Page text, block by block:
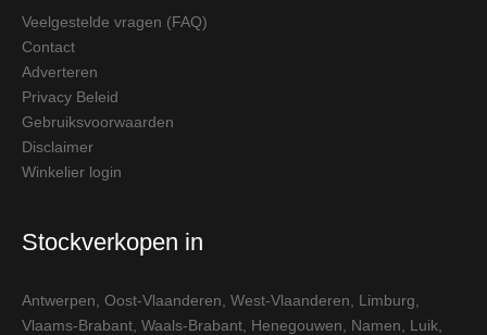
Veelgestelde vragen (FAQ)
Contact
Adverteren
Privacy Beleid
Gebruiksvoorwaarden
Disclaimer
Winkelier login
Stockverkopen in
Antwerpen Oost-Vlaanderen West-Vlaanderen Limburg
Vlaams-Brabant Waals-Brabant Henegouwen Namen Luik